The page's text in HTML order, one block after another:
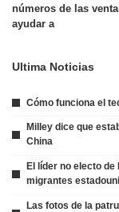
números de las
ayudar a
Ultima Noticias
Cómo funciona el
Milley dice que
China
El líder no electo
migrantes
Las fotos de la